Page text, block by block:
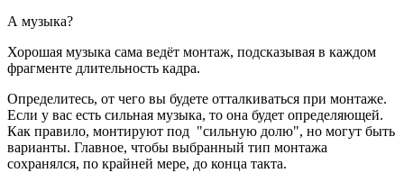
А музыка?
Хорошая музыка сама ведёт монтаж, подсказывая в каждом
фрагменте длительность кадра.
Определитесь, от чего вы будете отталкиваться при монтаже.
Если у вас есть сильная музыка, то она будет определяющей.
Как правило, монтируют под "сильную долю", но могут быть
варианты. Главное, чтобы выбранный тип монтажа
сохранялся, по крайней мере, до конца такта.